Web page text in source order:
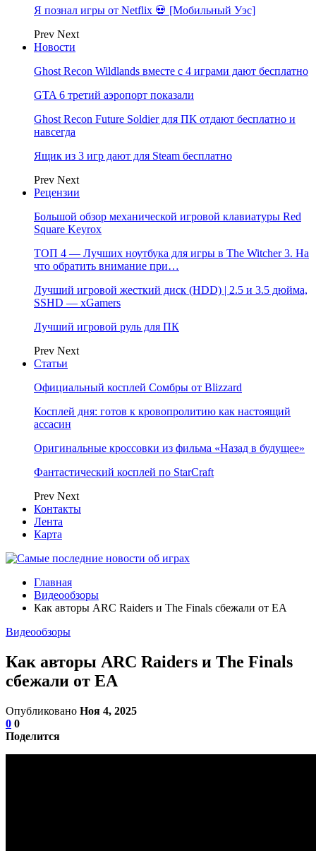
Я познал игры от Netflix 💀 [Мобильный Уэс]
Prev Next
Новости
Ghost Recon Wildlands вместе с 4 играми дают бесплатно
GTA 6 третий аэропорт показали
Ghost Recon Future Soldier для ПК отдают бесплатно и
навсегда
Ящик из 3 игр дают для Steam бесплатно
Prev Next
Рецензии
Большой обзор механической игровой клавиатуры Red
Square Keyrox
ТОП 4 — Лучших ноутбука для игры в The Witcher 3. На
что обратить внимание при…
Лучший игровой жесткий диск (HDD) | 2.5 и 3.5 дюйма,
SSHD — xGamers
Лучший игровой руль для ПК
Prev Next
Статьи
Официальный косплей Сомбры от Blizzard
Косплей дня: готов к кровопролитию как настоящий
ассасин
Оригинальные кроссовки из фильма «Назад в будущее»
Фантастический косплей по StarCraft
Prev Next
Контакты
Лента
Карта
Главная
Видеообзоры
Как авторы ARC Raiders и The Finals сбежали от EA
Видеообзоры
Как авторы ARC Raiders и The Finals
сбежали от EA
Опубликовано Ноя 4, 2025
0 0
Поделится